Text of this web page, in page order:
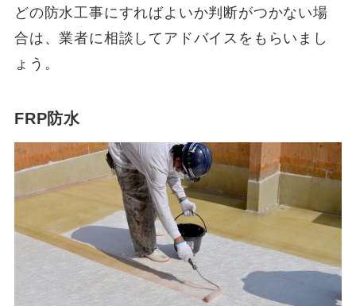
どの防水工事にすればよいか判断がつかない場
合は、業者に相談してアドバイスをもらいまし
ょう。
FRP防水